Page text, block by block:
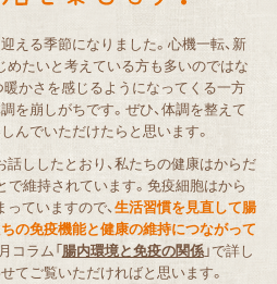
える季節になりました。心機一転、新
めたいと考えている方も多いのではな
かさを感じるようになってくる一方
を崩しがちです。ぜひ、体調を整えて
んでいただけたらと思います。
ししたとおり、私たちの健康はからだ
で維持されています。免疫細胞はから
ていますので、生活習慣を見直して腸
の免疫機能と健康の維持につながって
コラム「腸内環境と免疫の関係」で詳し
てご覧いただければと思います。